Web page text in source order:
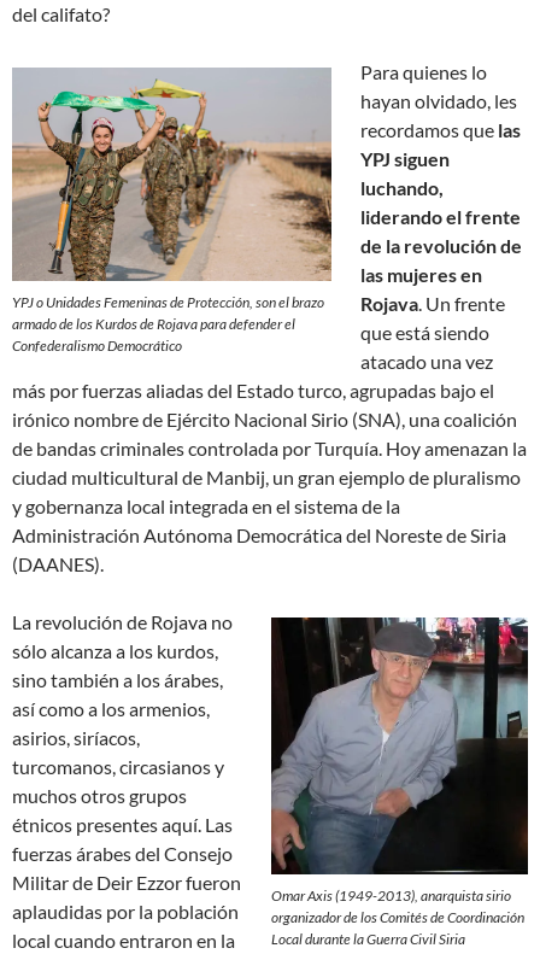
del califato?
YPJ o Unidades Femeninas de Protección, son el brazo
armado de los Kurdos de Rojava para defender el
Confederalismo Democrático
Para quienes lo
hayan olvidado, les
recordamos que las
YPJ siguen
luchando,
liderando el frente
de la revolución de
las mujeres en
Rojava. Un frente
que está siendo
atacado una vez
más por fuerzas aliadas del Estado turco, agrupadas bajo el
irónico nombre de Ejército Nacional Sirio (SNA), una coalición
de bandas criminales controlada por Turquía. Hoy amenazan la
ciudad multicultural de Manbij, un gran ejemplo de pluralismo
y gobernanza local integrada en el sistema de la
Administración Autónoma Democrática del Noreste de Siria
(DAANES).
Omar Axis (1949-2013), anarquista sirio
organizador de los Comités de Coordinación
Local durante la Guerra Civil Siria
La revolución de Rojava no
sólo alcanza a los kurdos,
sino también a los árabes,
así como a los armenios,
asirios, siríacos,
turcomanos, circasianos y
muchos otros grupos
étnicos presentes aquí. Las
fuerzas árabes del Consejo
Militar de Deir Ezzor fueron
aplaudidas por la población
local cuando entraron en la